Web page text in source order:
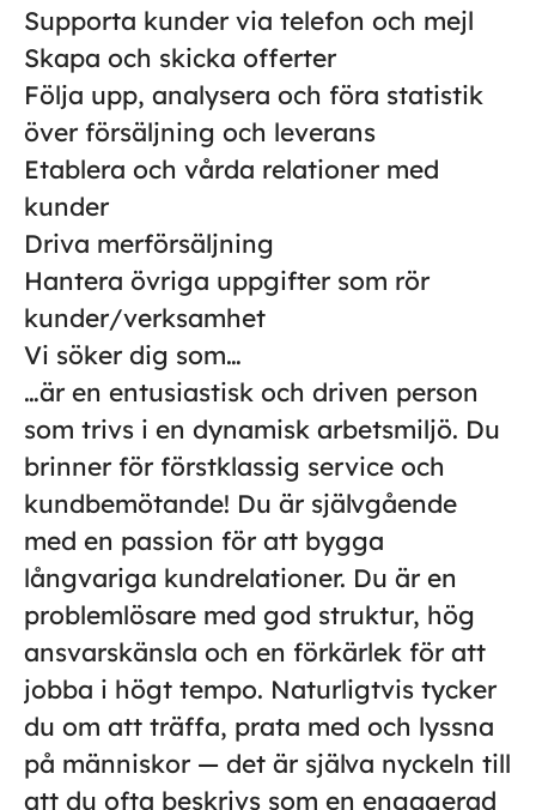
Supporta kunder via telefon och mejl
Skapa och skicka offerter
Följa upp, analysera och föra statistik
över försäljning och leverans
Etablera och vårda relationer med
kunder
Driva merförsäljning
Hantera övriga uppgifter som rör
kunder/verksamhet
Vi söker dig som…
…är en entusiastisk och driven person
som trivs i en dynamisk arbetsmiljö. Du
brinner för förstklassig service och
kundbemötande! Du är självgående
med en passion för att bygga
långvariga kundrelationer. Du är en
problemlösare med god struktur, hög
ansvarskänsla och en förkärlek för att
jobba i högt tempo. Naturligtvis tycker
du om att träffa, prata med och lyssna
på människor — det är själva nyckeln till
att du ofta beskrivs som en engagerad